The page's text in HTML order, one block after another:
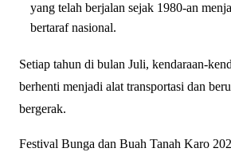
yang telah berjalan sejak 1980-an
bertaraf nasional.
Setiap tahun di bulan Juli, kendaraan-
berhenti menjadi alat transportasi dan
bergerak.
Festival Bunga dan Buah Tanah Karo